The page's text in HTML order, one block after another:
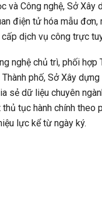
và Công nghệ, Sở Xây
điện tử hóa mẫu đơn,
dịch vụ công trực
nghệ chủ trì, phối hợp
phố, Sở Xây
sẻ dữ liệu chuyên
tục hành chính theo
lực kể từ ngày ký.